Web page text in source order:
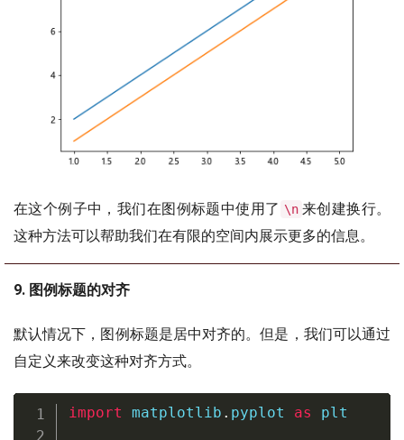
在这个例子中，我们在图例标题中使用了 \n 来创建换行。
这种方法可以帮助我们在有限的空间内展示更多的信息。
9. 图例标题的对齐
默认情况下，图例标题是居中对齐的。但是，我们可以通过
自定义来改变这种对齐方式。
import matplotlib . pyplot as plt